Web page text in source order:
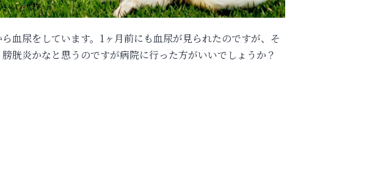
血尿をしています。1ヶ月前にも血尿が見られたのですが、そ
胱炎かなと思うのですが病院に行った方がいいでしょうか？